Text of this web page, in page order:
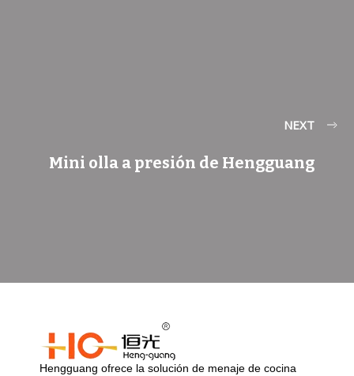
NEXT
Mini olla a presión de Hengguang
Hengguang ofrece la solución de menaje de cocina